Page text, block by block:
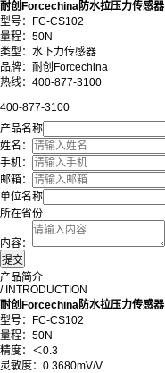
耐创Forcechina防水拉压力传感器
型号：FC-CS102
量程：50N
类型：水下力传感器
品牌：耐创Forcechina
热线：400-877-3100
400-877-3100
产品名称
姓名：
手机：
邮箱：
单位名称
所在省份
内容：
产品简介
/ INTRODUCTION
耐创Forcechina防水拉压力传感器
型号：FC-CS102
量程：50N
精度：＜0.3
灵敏度：0.3680mV/V